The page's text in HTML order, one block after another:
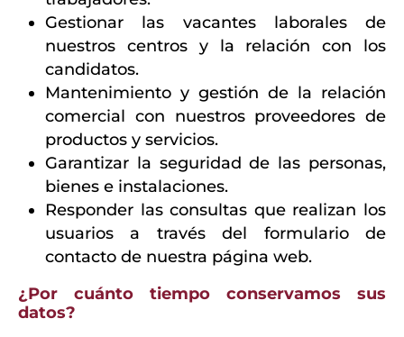
Gestionar las vacantes laborales de
nuestros centros y la relación con los
candidatos.
Mantenimiento y gestión de la relación
comercial con nuestros proveedores de
productos y servicios.
Garantizar la seguridad de las personas,
bienes e instalaciones.
Responder las consultas que realizan los
usuarios a través del formulario de
contacto de nuestra página web.
¿Por cuánto tiempo conservamos sus
datos?